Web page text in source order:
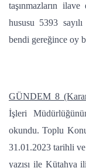
taşınmazların
hususu 5393
bendi gereğince oy
GÜNDEM 8
İşleri
okundu. Toplu
31.01.2023 tarihli
yazısı ile Kütahya